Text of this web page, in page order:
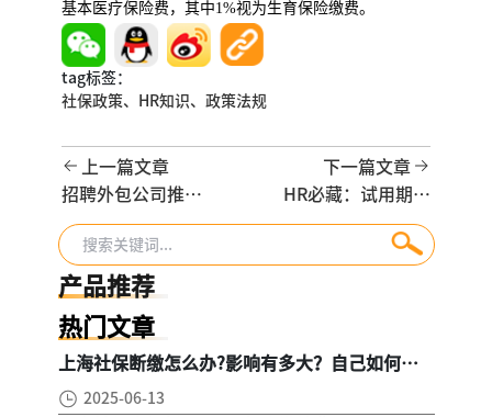
基本医疗保险费，其中1%视为生育保险缴费。
tag标签：
社保政策、
HR知识、 政策法规
上一篇文章
招聘外包公司推
荐，2025年哪家公
司好？这家公司凭
实力脱颖而出
下一篇文章
HR必藏：试用期八
大“作死”操作，
踩中一条都可能赔
产品推荐
热门文章
上海社保断缴怎么办?影响有多大？自己如何续
2025-06-13